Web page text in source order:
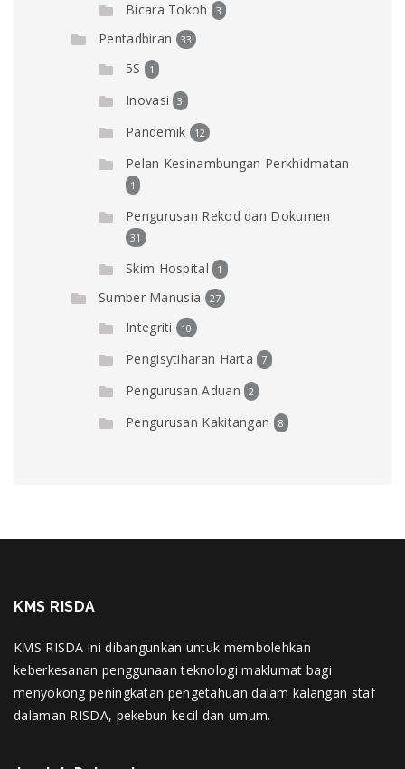
Bicara Tokoh 3
Pentadbiran 33
5S 1
Inovasi 3
Pandemik 12
Pelan Kesinambungan Perkhidmatan
1
Pengurusan Rekod dan Dokumen
31
Skim Hospital 1
Sumber Manusia 27
Integriti 10
Pengisytiharan Harta 7
Pengurusan Aduan 2
Pengurusan Kakitangan 8
KMS RISDA
KMS RISDA ini dibangunkan untuk membolehkan
keberkesanan penggunaan teknologi maklumat bagi
menyokong peningkatan pengetahuan dalam kalangan staf
dalaman RISDA, pekebun kecil dan umum.